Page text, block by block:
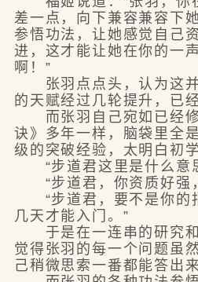
差一点，向下兼容兼容下
参悟功法，让她感觉自己
进，这才能让她在你的一
啊！”
张羽点点头，认为这并
的天赋经过几轮提升，已
而张羽自己宛如已经修
诀》多年一样，脑袋里全
级的突破经验，太明白初
“步道君这里是什么意
“步道君，你资质好强
“步道君，要不是你的
几天才能入门。”
于是在一连串的研究和
觉得张羽的每一个问题虽
己稍微思索一番都能答出来